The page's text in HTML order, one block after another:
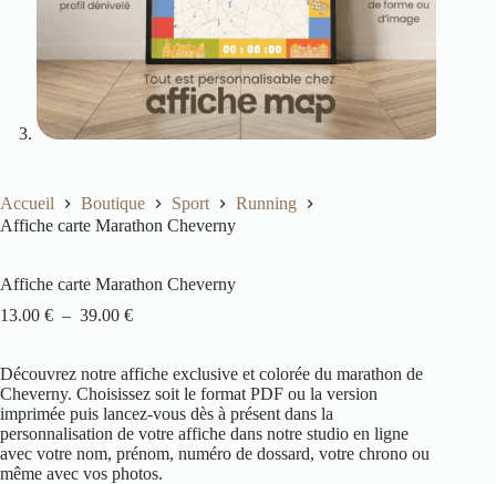
Accueil Boutique Sport
Running
Affiche carte Marathon Cheverny
Affiche carte Marathon Cheverny
13.00 € – 39.00 €
Découvrez notre affiche exclusive et colorée du marathon de
Cheverny. Choisissez soit le format PDF ou la version
imprimée puis lancez-vous dès à présent dans la
personnalisation de votre affiche dans notre studio en ligne
avec votre nom, prénom, numéro de dossard, votre chrono ou
même avec vos photos.